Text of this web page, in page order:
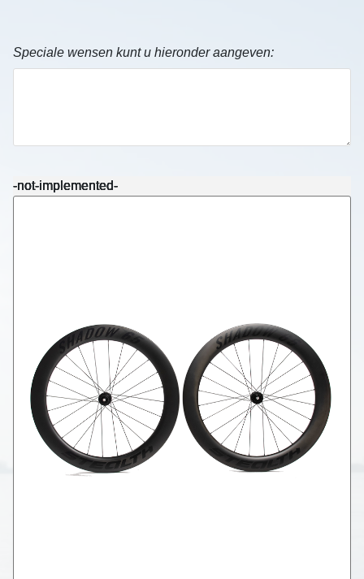
Speciale wensen kunt u hieronder aangeven:
-not-implemented-
-not-implemented-
-not-implemented-
-not-implemented-